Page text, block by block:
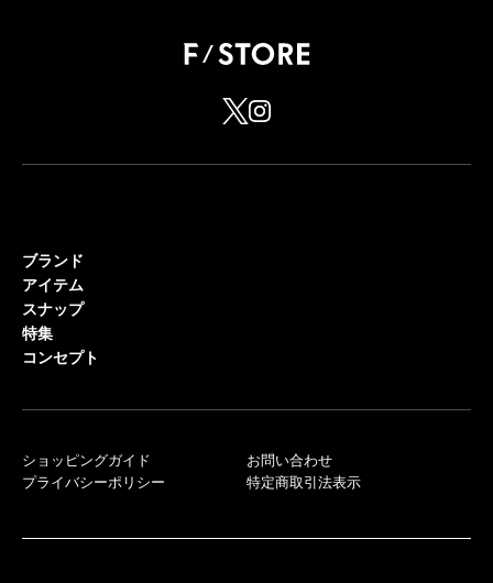
ブランド
アイテム
スナップ
特集
コンセプト
ショッピングガイド
プライバシーポリシー
お問い合わせ
特定商取引法表示